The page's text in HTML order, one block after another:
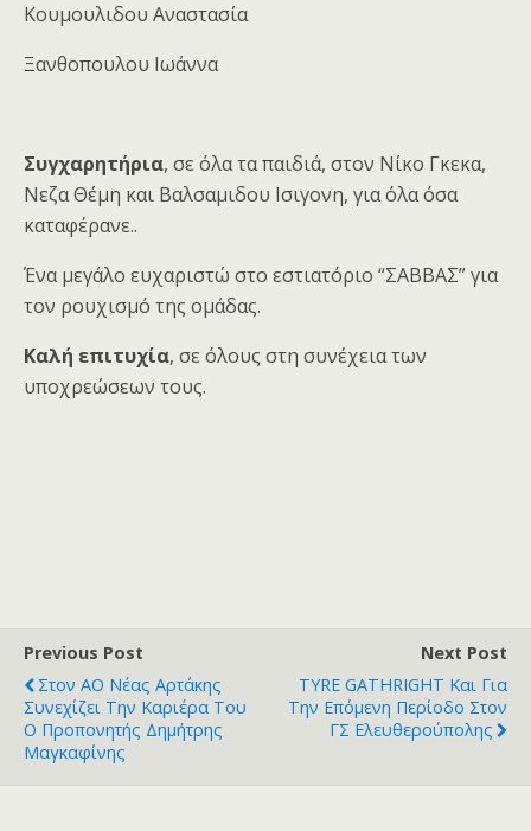
Κουμουλιδου Αναστασία
Ξανθοπουλου Ιωάννα
Συγχαρητήρια, σε όλα τα παιδιά, στον Νίκο Γκεκα,
Νεζα Θέμη και Βαλσαμιδου Ισιγονη, για όλα όσα
καταφέρανε..
Ένα μεγάλο ευχαριστώ στο εστιατόριο “ΣΑΒΒΑΣ” για
τον ρουχισμό της ομάδας.
Καλή επιτυχία, σε όλους στη συνέχεια των
υποχρεώσεων τους.
Previous Post
Στον ΑΟ Νέας Αρτάκης
Συνεχίζει Την Καριέρα Του
Ο Προπονητής Δημήτρης
Μαγκαφίνης
Next Post
TYRE GATHRIGHT Και Για
Την Επόμενη Περίοδο Στον
ΓΣ Ελευθερούπολης